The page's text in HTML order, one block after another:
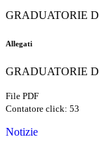
GRADUATORIE
Allegati
GRADUATORIE
File PDF
Contatore click: 53
Notizie